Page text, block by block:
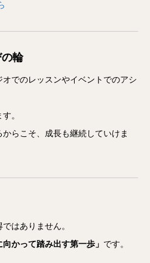
輪
でのレッスンやイベントでのアシ
。
らこそ、成長も継続していけま
はありません。
かって踏み出す第一歩」 です。